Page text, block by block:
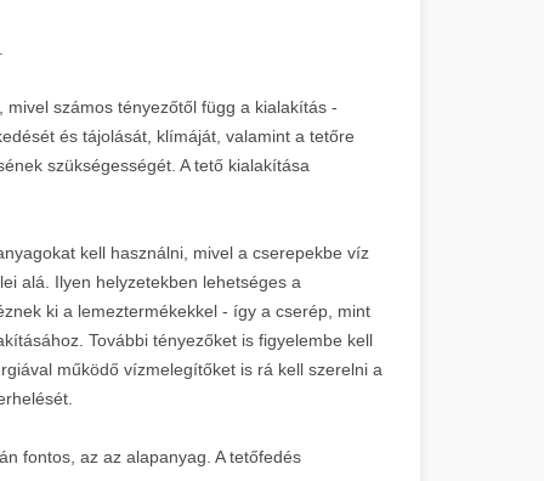
számos tényezőtől függ a kialakítás -
és tájolását, klímáját, valamint a tetőre
szükségességét. A tető kialakítása
kell használni, mivel a cserepekbe víz
alá. Ilyen helyzetekben lehetséges a
ki a lemeztermékekkel - így a cserép, mint
További tényezőket is figyelembe kell
működő vízmelegítőket is rá kell szerelni a
fontos, az az alapanyag. A tetőfedés